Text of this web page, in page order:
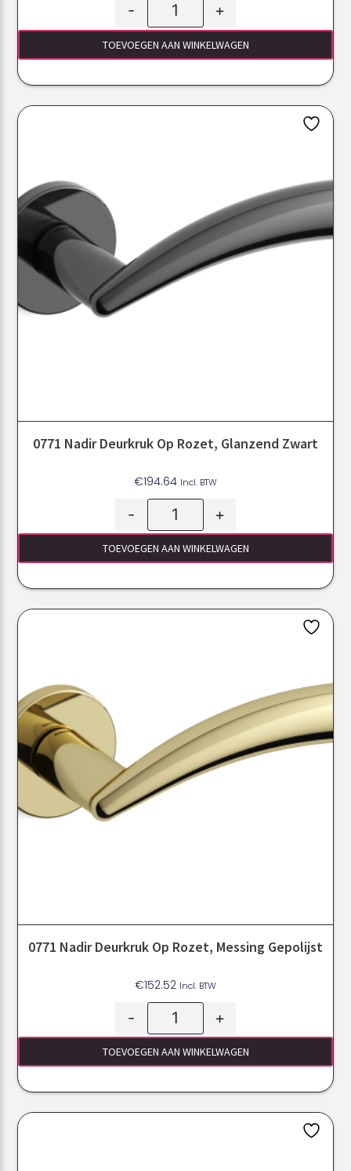
- +
TOEVOEGEN AAN WINKELWAGEN
0771 Nadir Deurkruk Op Rozet, Glanzend Zwart
€194.64 Incl. BTW
- +
TOEVOEGEN AAN WINKELWAGEN
0771 Nadir Deurkruk Op Rozet, Messing Gepolijst
€152.52 Incl. BTW
- +
TOEVOEGEN AAN WINKELWAGEN